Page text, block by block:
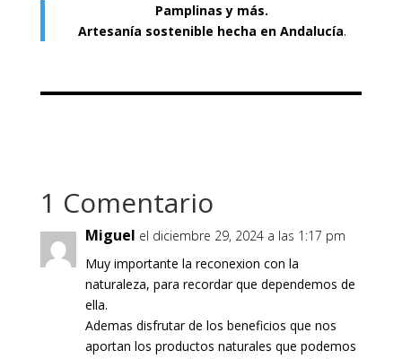
Pamplinas y más.
Artesanía sostenible hecha en Andalucía.
1 Comentario
Miguel el diciembre 29, 2024 a las 1:17 pm
Muy importante la reconexion con la
naturaleza, para recordar que dependemos de
ella.
Ademas disfrutar de los beneficios que nos
aportan los productos naturales que podemos